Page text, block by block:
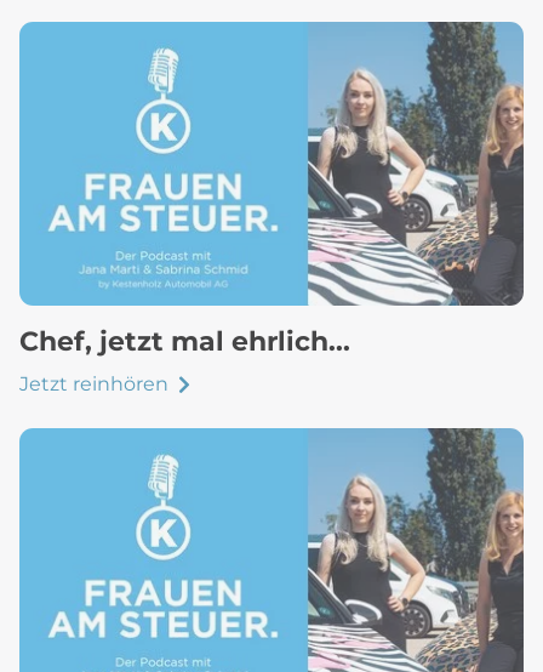
Chef, jetzt mal ehrlich...
Jetzt reinhören